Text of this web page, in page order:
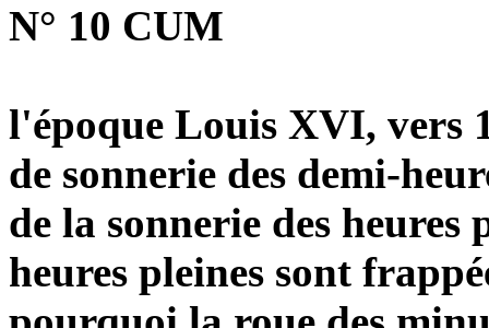
N° 10 CUM
l'époque Louis XVI, vers
de sonnerie des demi-
de la sonnerie des heures
heures pleines sont